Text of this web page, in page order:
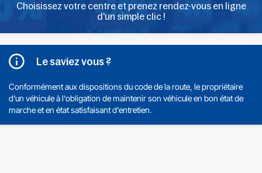
Choisissez votre centre et prenez rendez-vous en ligne
d'un simple clic !
Le saviez vous ?
Conformément aux dispositions du code de la route, le propriétaire
d'un véhicule à l'obligation de maintenir son véhicule en bon état de
marche et en état satisfaisant d'entretien.